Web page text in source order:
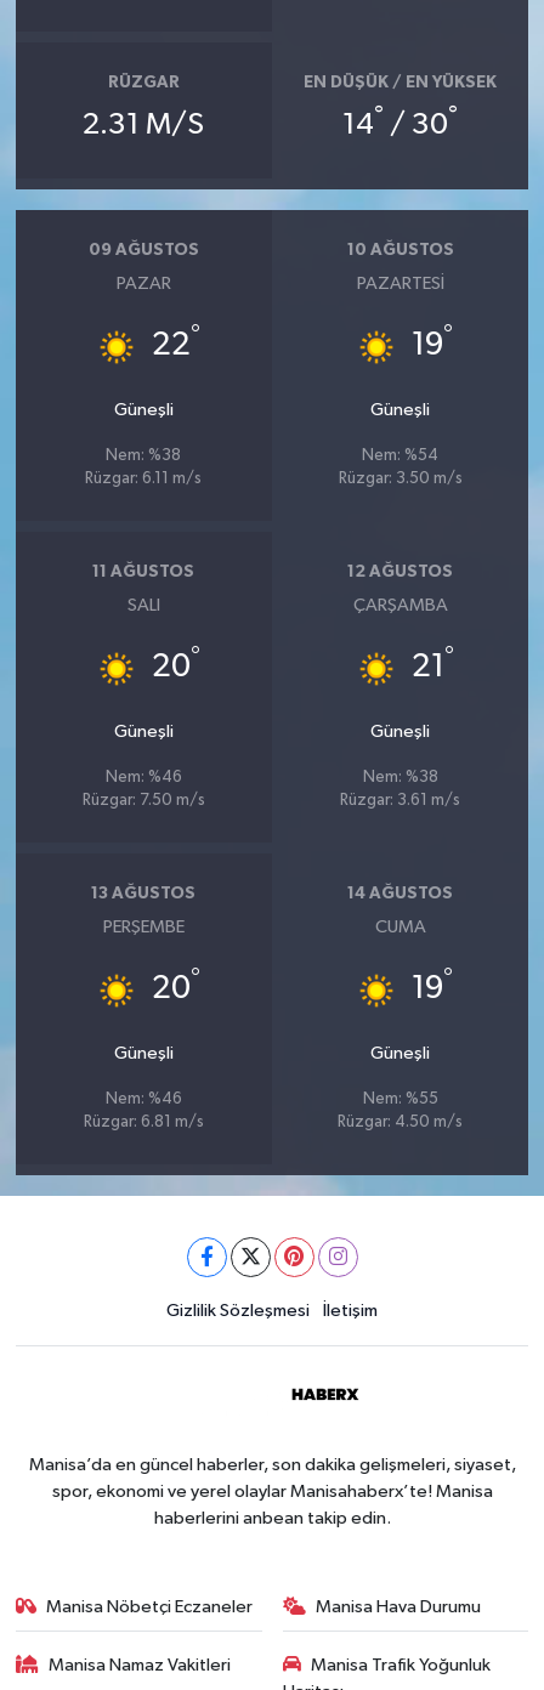
RÜZGAR
2.31 M/S
EN DÜŞÜK / EN YÜKSEK
14° / 30°
09 AĞUSTOS
PAZAR
22°
Güneşli
Nem: %38
Rüzgar: 6.11 m/s
10 AĞUSTOS
PAZARTESI
19°
Güneşli
Nem: %54
Rüzgar: 3.50 m/s
11 AĞUSTOS
SALI
20°
Güneşli
Nem: %46
Rüzgar: 7.50 m/s
12 AĞUSTOS
ÇARŞAMBA
21 °
Güneşli
Nem: %38
Rüzgar: 3.61 m/s
13 AĞUSTOS
PERŞEMBE
20°
Güneşli
Nem: %46
Rüzgar: 6.81 m/s
14 AĞUSTOS
CUMA
19°
Güneşli
Nem: %55
Rüzgar: 4.50 m/s
Gizlilik Sözleşmesi İletişim
Manisa’da en güncel haberler, son dakika gelişmeleri, siyaset,
spor, ekonomi ve yerel olaylar Manisahaberx’te! Manisa
haberlerini anbean takip edin.
Manisa Nöbetçi Eczaneler Manisa Hava Durumu
Manisa Namaz Vakitleri
Manisa Trafik Yoğunluk